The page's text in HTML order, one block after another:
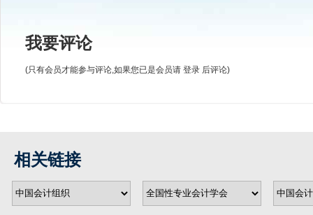
我要评论
(只有会员才能参与评论,如果您已是会员请 登录 后评论)
相关链接